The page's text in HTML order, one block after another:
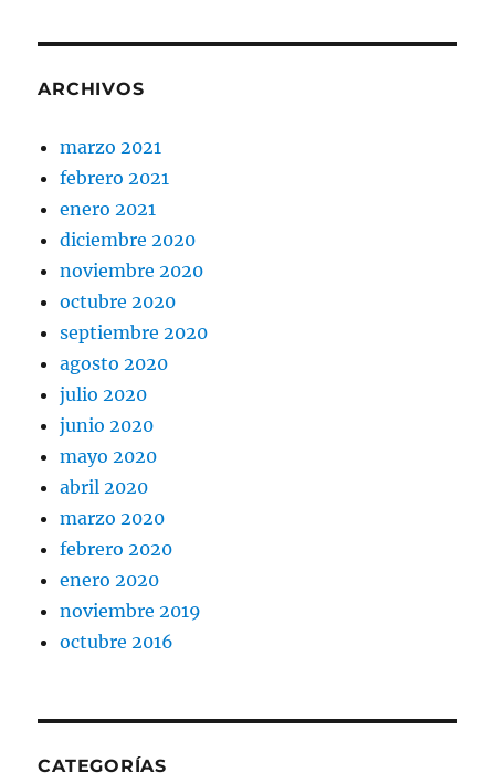
ARCHIVOS
marzo 2021
febrero 2021
enero 2021
diciembre 2020
noviembre 2020
octubre 2020
septiembre 2020
agosto 2020
julio 2020
junio 2020
mayo 2020
abril 2020
marzo 2020
febrero 2020
enero 2020
noviembre 2019
octubre 2016
CATEGORÍAS